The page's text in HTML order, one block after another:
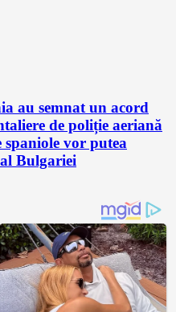
au semnat un acord
de poliție aeriană
vor putea
Bulgariei